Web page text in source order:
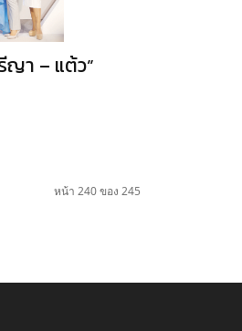
ญา – แต้ว”
หน้า 240 ของ 245